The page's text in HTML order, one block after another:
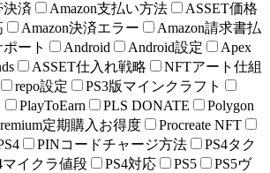
決済 Amazon支払い方法
ASSET価格
Amazon決済エラー
Amazon請求書払
ート Android Android設定
Apex
ASSET仕入れ戦略
NFTアート仕組
repo設定
PS3版マインクラフト
PlayToEarn PLS DONATE
Polygon
定期購入お得度
Procreate NFT
PINコードチャージ方法
PS4タク
マイクラ値段 PS4対応 PS5
PS5ヴ